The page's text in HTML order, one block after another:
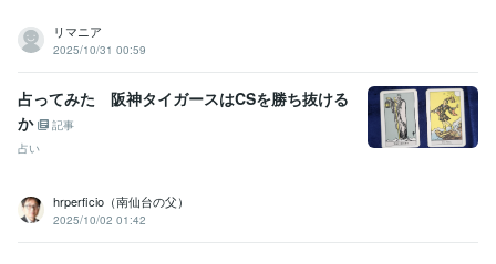
リマニア
2025/10/31 00:59
占ってみた 阪神タイガースはCSを勝ち抜ける
か
記事
占い
hrperficio（南仙台の父）
2025/10/02 01:42